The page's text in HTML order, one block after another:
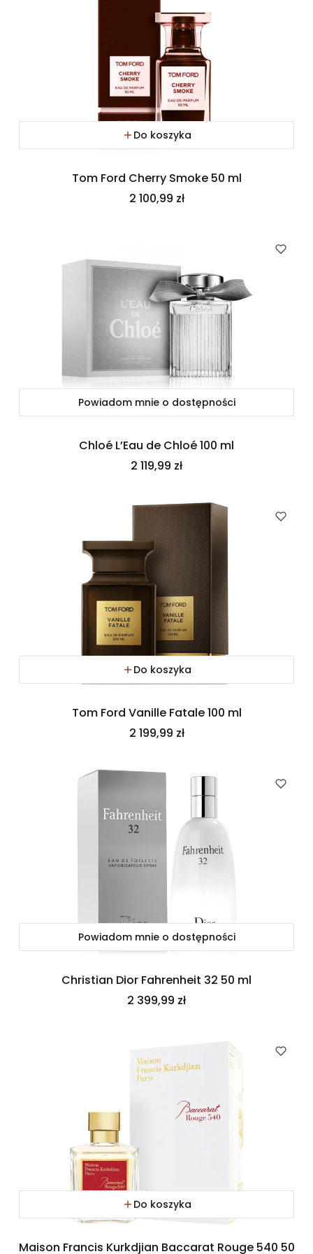
Do koszyka
Tom Ford Cherry Smoke 50 ml
Cena
2 100,99 zł
Powiadom mnie o dostępności
Chloé L’Eau de Chloé 100 ml
Cena
2 119,99 zł
Do koszyka
Tom Ford Vanille Fatale 100 ml
Cena
2 199,99 zł
Powiadom mnie o dostępności
Christian Dior Fahrenheit 32 50 ml
Cena
2 399,99 zł
Do koszyka
Maison Francis Kurkdjian Baccarat Rouge 540 50